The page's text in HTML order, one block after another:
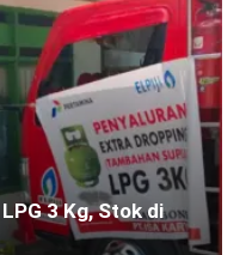
3 Kg, Stok di